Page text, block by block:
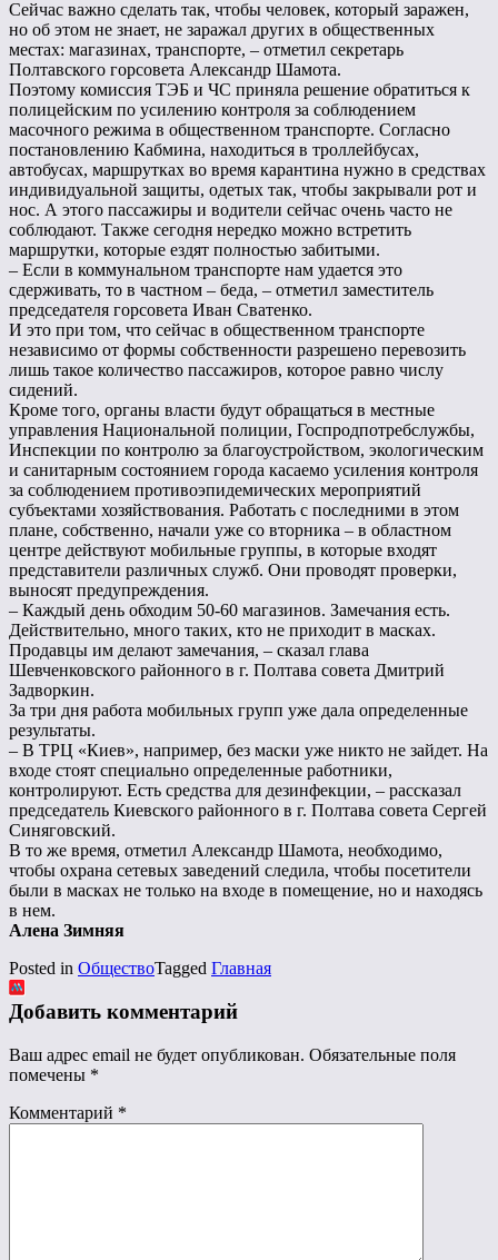
Сейчас важно сделать так, чтобы человек, который заражен,
но об этом не знает, не заражал других в общественных
местах: магазинах, транспорте, – отметил секретарь
Полтавского горсовета Александр Шамота.
Поэтому комиссия ТЭБ и ЧС приняла решение обратиться к
полицейским по усилению контроля за соблюдением
масочного режима в общественном транспорте. Согласно
постановлению Кабмина, находиться в троллейбусах,
автобусах, маршрутках во время карантина нужно в средствах
индивидуальной защиты, одетых так, чтобы закрывали рот и
нос. А этого пассажиры и водители сейчас очень часто не
соблюдают. Также сегодня нередко можно встретить
маршрутки, которые ездят полностью забитыми.
– Если в коммунальном транспорте нам удается это
сдерживать, то в частном – беда, – отметил заместитель
председателя горсовета Иван Сватенко.
И это при том, что сейчас в общественном транспорте
независимо от формы собственности разрешено перевозить
лишь такое количество пассажиров, которое равно числу
сидений.
Кроме того, органы власти будут обращаться в местные
управления Национальной полиции, Госпродпотребслужбы,
Инспекции по контролю за благоустройством, экологическим
и санитарным состоянием города касаемо усиления контроля
за соблюдением противоэпидемических мероприятий
субъектами хозяйствования. Работать с последними в этом
плане, собственно, начали уже со вторника – в областном
центре действуют мобильные группы, в которые входят
представители различных служб. Они проводят проверки,
выносят предупреждения.
– Каждый день обходим 50-60 магазинов. Замечания есть.
Действительно, много таких, кто не приходит в масках.
Продавцы им делают замечания, – сказал глава
Шевченковского районного в г. Полтава совета Дмитрий
Задворкин.
За три дня работа мобильных групп уже дала определенные
результаты.
– В ТРЦ «Киев», например, без маски уже никто не зайдет. На
входе стоят специально определенные работники,
контролируют. Есть средства для дезинфекции, – рассказал
председатель Киевского районного в г. Полтава совета Сергей
Синяговский.
В то же время, отметил Александр Шамота, необходимо,
чтобы охрана сетевых заведений следила, чтобы посетители
были в масках не только на входе в помещение, но и находясь
в нем.
Алена Зимняя
Posted in ОбществоTagged Главная
Добавить комментарий
Ваш адрес email не будет опубликован. Обязательные поля
помечены *
Комментарий *